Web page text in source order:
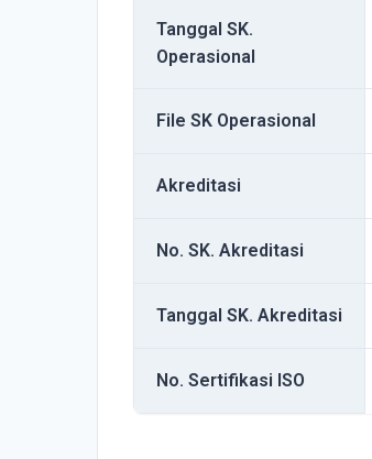
Tanggal SK.
Operasional
File SK Operasional
Akreditasi
No. SK. Akreditasi
Tanggal SK. Akreditasi
No. Sertifikasi ISO